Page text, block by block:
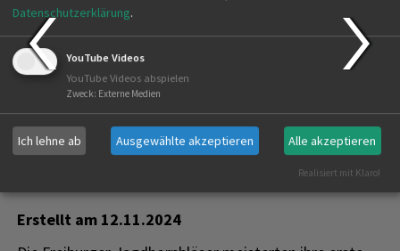
Erstellt am 12.11.2024
Datenschutzerklärung.
YouTube Videos
YouTube Videos abspielen
Zweck: Externe Medien
Ich lehne ab Ausgewählte akzeptieren Alle akzeptieren
Realisiert mit Klaro!